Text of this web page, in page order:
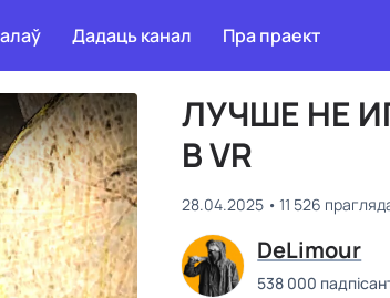
Дадаць канал Пра праект
ЛУЧШЕ НЕ
В VR
28.04.2025 11 526
DeLimour
538 000